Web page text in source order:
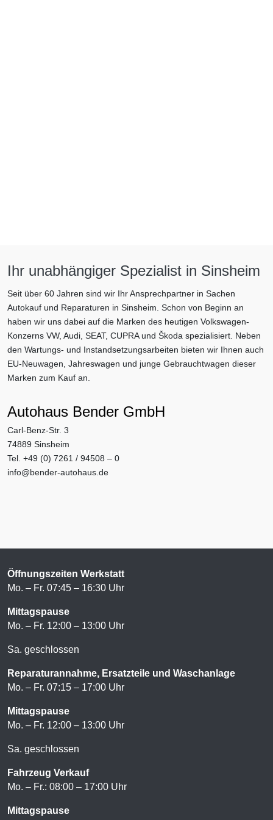
Ihr unabhängiger Spezialist in Sinsheim
Seit über 60 Jahren sind wir Ihr Ansprechpartner in Sachen
Autokauf und Reparaturen in Sinsheim. Schon von Beginn an
haben wir uns dabei auf die Marken des heutigen Volkswagen-
Konzerns VW, Audi, SEAT, CUPRA und Škoda spezialisiert. Neben
den Wartungs- und Instandsetzungsarbeiten bieten wir Ihnen auch
EU-Neuwagen, Jahreswagen und junge Gebrauchtwagen dieser
Marken zum Kauf an.
Autohaus Bender GmbH
Carl-Benz-Str. 3
74889 Sinsheim
Tel. +49 (0) 7261 / 94508 – 0
info@bender-autohaus.de
Öffnungszeiten Werkstatt
Mo. – Fr. 07:45 – 16:30 Uhr
Mittagspause
Mo. – Fr. 12:00 – 13:00 Uhr
Sa. geschlossen
Reparaturannahme, Ersatzteile und Waschanlage
Mo. – Fr. 07:15 – 17:00 Uhr
Mittagspause
Mo. – Fr. 12:00 – 13:00 Uhr
Sa. geschlossen
Fahrzeug Verkauf
Mo. – Fr.: 08:00 – 17:00 Uhr
Mittagspause